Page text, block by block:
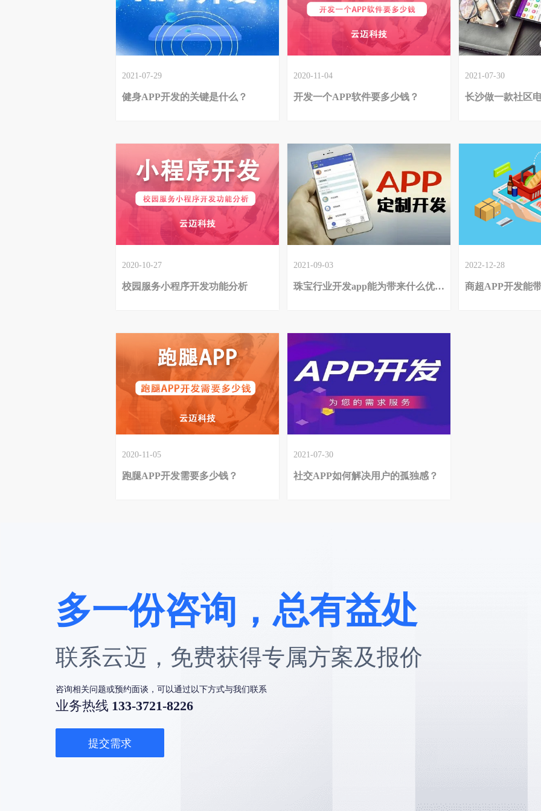
2021-07-29
健身APP开发的关键是什么？
2020-11-04
开发一个APP软件要多少钱？
2021-07-30
2020-10-27
校园服务小程序开发功能分析
2021-09-03
珠宝行业开发app能为带来什么优势？
2022-12-28
商超APP开发能
2020-11-05
跑腿APP开发需要多少钱？
2021-07-30
社交APP如何解决用户的孤独感？
多一份咨询，总有益处
联系云迈，免费获得专属方案及报价
咨询相关问题或预约面谈，可以通过以下方式与我们联系
业务热线 133-3721-8226
提交需求